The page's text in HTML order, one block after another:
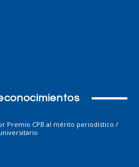
Premio CPB al mérito periodístico /